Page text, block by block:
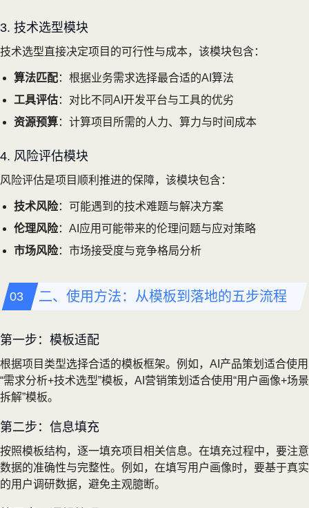
3. 技术选型模块
技术选型直接决定项目的可行性与成本，该模块包含：
算法匹配：根据业务需求选择最合适的AI算法
工具评估：对比不同AI开发平台与工具的优劣
资源预算：计算项目所需的人力、算力与时间成本
4. 风险评估模块
风险评估是项目顺利推进的保障，该模块包含：
技术风险：可能遇到的技术难题与解决方案
伦理风险：AI应用可能带来的伦理问题与应对策略
市场风险：市场接受度与竞争格局分析
二、使用方法：从模板到落地的五步流程
第一步：模板适配
根据项目类型选择合适的模板框架。例如，AI产品策划适合使用
“需求分析+技术选型”模板，AI营销策划适合使用“用户画像+场景
拆解”模板。
第二步：信息填充
按照模板结构，逐一填充项目相关信息。在填充过程中，要注意
数据的准确性与完整性。例如，在填写用户画像时，要基于真实
的用户调研数据，避免主观臆断。